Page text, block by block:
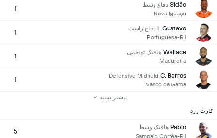
Sidão دفاع وسط
Nova Iguaçu
1
L.Gustavo دفاع راست
Portuguesa-RJ
1
Wallace هافبک تهاجمی
Madureira
1
C. Barros
Defensive Midfield
Vasco da Gama
1
بیشتر ببینید
کارت زرد
Pablo هافبک وسط
Sampaio Corrêa-RJ
5